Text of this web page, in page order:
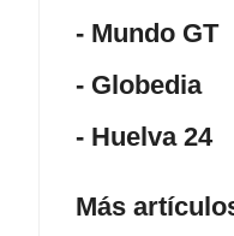
- Mundo GT
- Globedia
- Huelva 24
Más